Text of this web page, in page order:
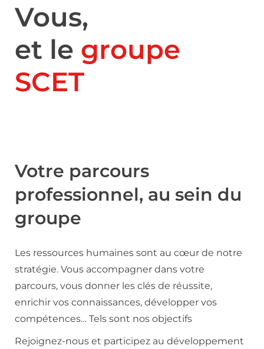
Vous,
et le groupe
SCET
Votre parcours
professionnel, au sein du
groupe
Les ressources humaines sont au cœur de notre
stratégie. Vous accompagner dans votre
parcours, vous donner les clés de réussite,
enrichir vos connaissances, développer vos
compétences… Tels sont nos objectifs
Rejoignez-nous et participez au développement